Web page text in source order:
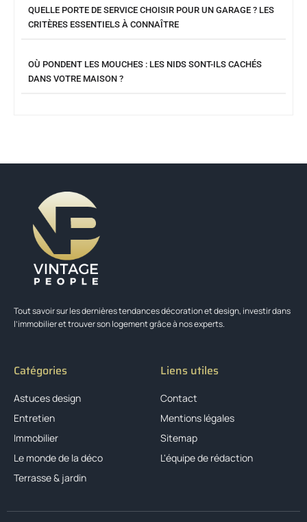
QUELLE PORTE DE SERVICE CHOISIR POUR UN GARAGE ? LES
CRITÈRES ESSENTIELS À CONNAÎTRE
OÙ PONDENT LES MOUCHES : LES NIDS SONT-ILS CACHÉS
DANS VOTRE MAISON ?
Tout savoir sur les dernières tendances décoration et design, investir dans
l’immobilier et trouver son logement grâce à nos experts.
Catégories
Astuces design
Entretien
Immobilier
Le monde de la déco
Terrasse & jardin
Liens utiles
Contact
Mentions légales
Sitemap
L'équipe de rédaction